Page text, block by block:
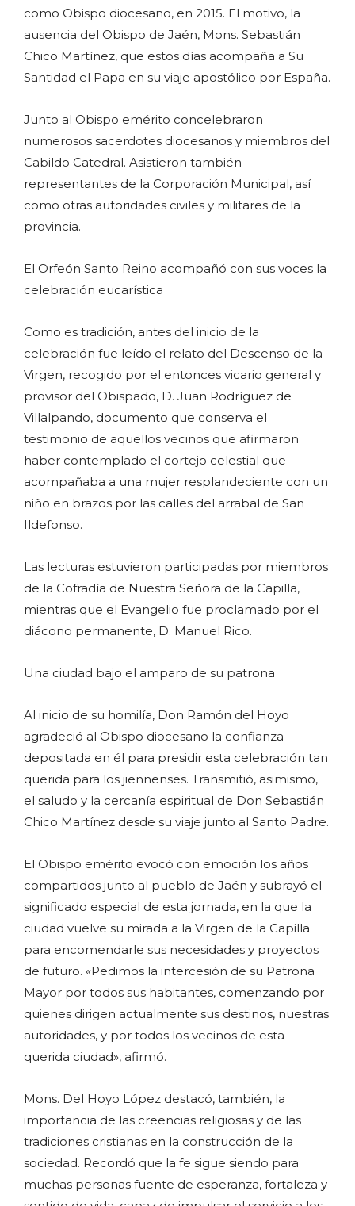
como Obispo diocesano, en 2015. El motivo, la
ausencia del Obispo de Jaén, Mons. Sebastián
Chico Martínez, que estos días acompaña a Su
Santidad el Papa en su viaje apostólico por España.
Junto al Obispo emérito concelebraron
numerosos sacerdotes diocesanos y miembros del
Cabildo Catedral. Asistieron también
representantes de la Corporación Municipal, así
como otras autoridades civiles y militares de la
provincia.
El Orfeón Santo Reino acompañó con sus voces la
celebración eucarística
Como es tradición, antes del inicio de la
celebración fue leído el relato del Descenso de la
Virgen, recogido por el entonces vicario general y
provisor del Obispado, D. Juan Rodríguez de
Villalpando, documento que conserva el
testimonio de aquellos vecinos que afirmaron
haber contemplado el cortejo celestial que
acompañaba a una mujer resplandeciente con un
niño en brazos por las calles del arrabal de San
Ildefonso.
Las lecturas estuvieron participadas por miembros
de la Cofradía de Nuestra Señora de la Capilla,
mientras que el Evangelio fue proclamado por el
diácono permanente, D. Manuel Rico.
Una ciudad bajo el amparo de su patrona
Al inicio de su homilía, Don Ramón del Hoyo
agradeció al Obispo diocesano la confianza
depositada en él para presidir esta celebración tan
querida para los jiennenses. Transmitió, asimismo,
el saludo y la cercanía espiritual de Don Sebastián
Chico Martínez desde su viaje junto al Santo Padre.
El Obispo emérito evocó con emoción los años
compartidos junto al pueblo de Jaén y subrayó el
significado especial de esta jornada, en la que la
ciudad vuelve su mirada a la Virgen de la Capilla
para encomendarle sus necesidades y proyectos
de futuro. «Pedimos la intercesión de su Patrona
Mayor por todos sus habitantes, comenzando por
quienes dirigen actualmente sus destinos, nuestras
autoridades, y por todos los vecinos de esta
querida ciudad», afirmó.
Mons. Del Hoyo López destacó, también, la
importancia de las creencias religiosas y de las
tradiciones cristianas en la construcción de la
sociedad. Recordó que la fe sigue siendo para
muchas personas fuente de esperanza, fortaleza y